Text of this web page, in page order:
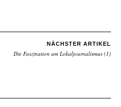
NÄCHSTER ARTIKEL
Die Faszination am Lokaljournalismus (1)